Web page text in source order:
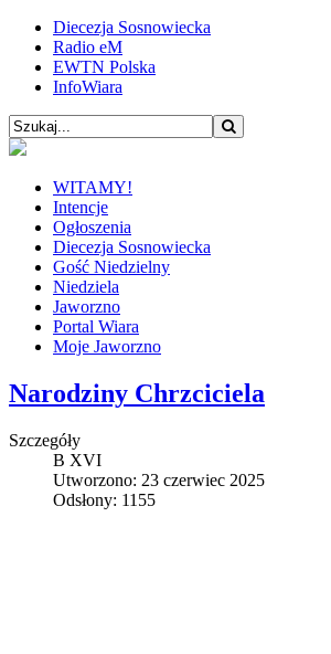
Diecezja Sosnowiecka
Radio eM
EWTN Polska
InfoWiara
WITAMY!
Intencje
Ogłoszenia
Diecezja Sosnowiecka
Gość Niedzielny
Niedziela
Jaworzno
Portal Wiara
Moje Jaworzno
Narodziny Chrzciciela
Szczegóły
B XVI
Utworzono: 23 czerwiec 2025
Odsłony: 1155